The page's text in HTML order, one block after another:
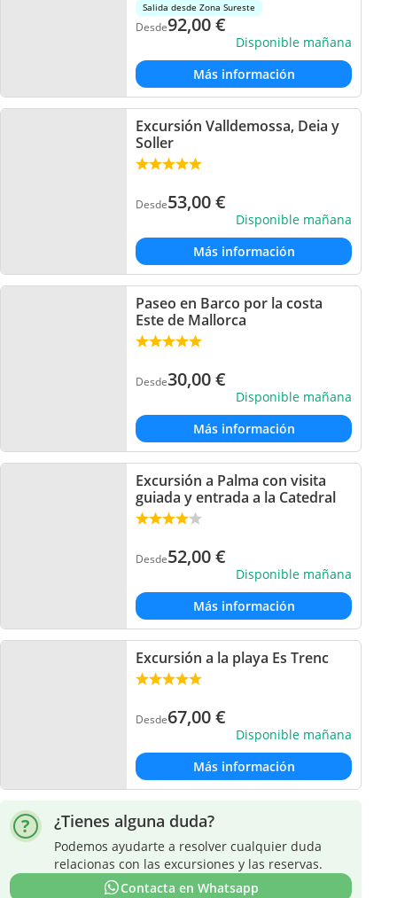
Salida desde Zona Sureste
Desde92,00€
Disponible mañana
Más información
Excursión Valldemossa, Deia y
Soller
Desde53,00€
Disponible mañana
Más información
Paseo en Barco por la costa
Este de Mallorca
Desde30,00€
Disponible mañana
Más información
Excursión a Palma con visita
guiada y entrada a la Catedral
Desde52,00€
Disponible mañana
Más información
Excursión a la playa Es Trenc
Desde67,00€
Disponible mañana
Más información
¿Tienes alguna duda?
Podemos ayudarte a resolver cualquier duda
relacionas con las excursiones y las reservas.
Contacta en Whatsapp